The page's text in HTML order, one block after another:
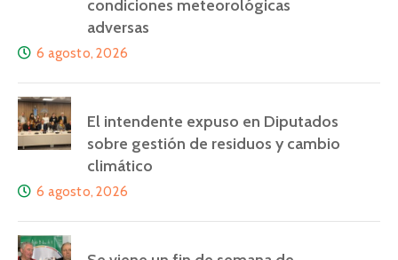
condiciones meteorológicas
adversas
6 agosto, 2026
El intendente expuso en Diputados
sobre gestión de residuos y cambio
climático
6 agosto, 2026